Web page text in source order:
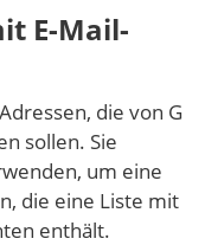
E-Mail-
die von G
sollen. Sie
um eine
die eine Liste mit
enthält.